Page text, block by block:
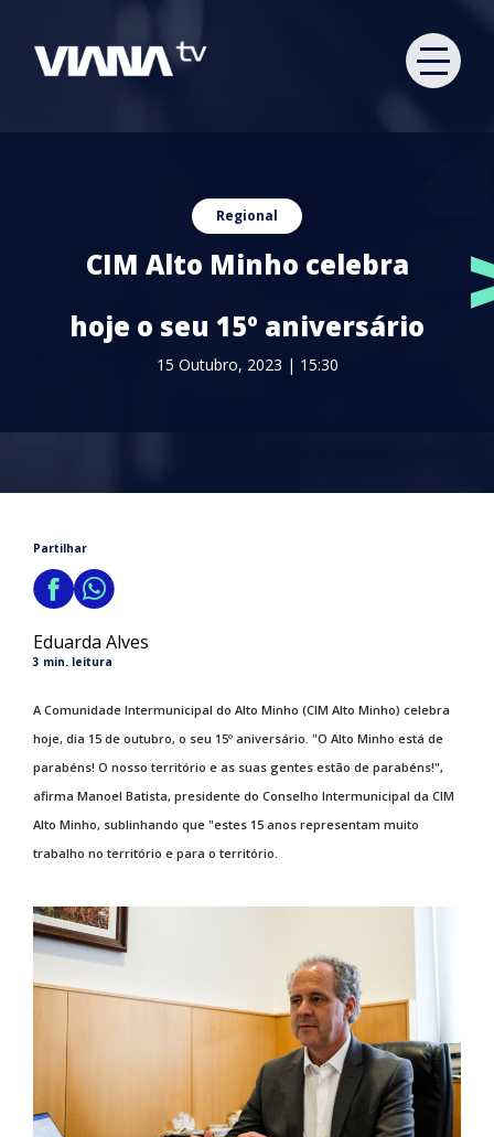
Regional
CIM Alto Minho celebra
hoje o seu 15º aniversário
15 Outubro, 2023 | 15:30
Partilhar
Eduarda Alves
3 min. leitura
A Comunidade Intermunicipal do Alto Minho (CIM Alto Minho) celebra
hoje, dia 15 de outubro, o seu 15º aniversário. "O Alto Minho está de
parabéns! O nosso território e as suas gentes estão de parabéns!",
afirma Manoel Batista, presidente do Conselho Intermunicipal da CIM
Alto Minho, sublinhando que "estes 15 anos representam muito
trabalho no território e para o território.